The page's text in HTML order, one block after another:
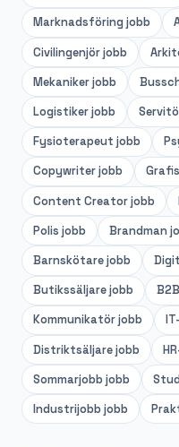
Marknadsföring jobb
Civilingenjörjobb
Mekanikerjobb
Logistikerjobb
Fysioterapeut jobb
Copywriterjobb
Content Creatorjobb
Polis jobb Brandman
Barnskötarejobb
Butikssäljarejobb
Kommunikatörjobb
Distriktsäljarejobb
Sommarjobb jobb
Industrijobb jobb